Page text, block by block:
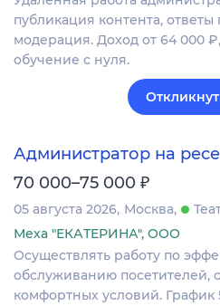
публикация контента,
модерация. Доход от 64 000
обучение с нуля.
Администратор на
70 000–75 000 ₽
05 августа 2026 Москва
Меха "ЕКАТЕРИНА", ООО
Осуществлять работу по
обслуживанию посетителей,
комфортных условий.